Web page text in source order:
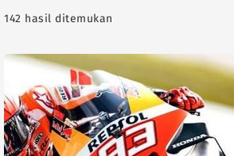
142 hasil ditemukan